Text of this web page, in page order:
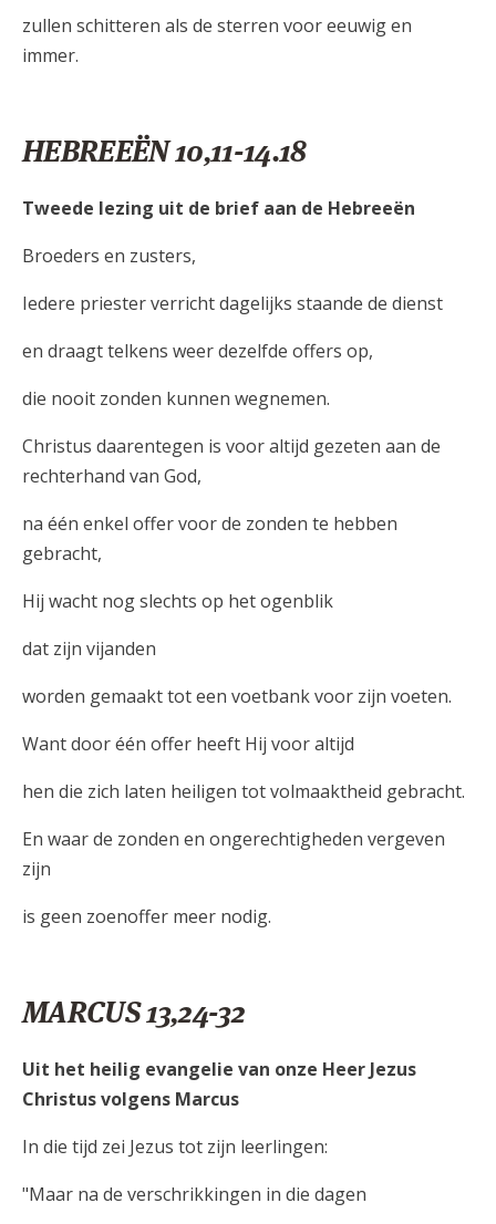
zullen schitteren als de sterren voor eeuwig en
immer.
HEBREEËN 10,11-14.18
Tweede lezing uit de brief aan de Hebreeën
Broeders en zusters,
Iedere priester verricht dagelijks staande de dienst
en draagt telkens weer dezelfde offers op,
die nooit zonden kunnen wegnemen.
Christus daarentegen is voor altijd gezeten aan de
rechterhand van God,
na één enkel offer voor de zonden te hebben
gebracht,
Hij wacht nog slechts op het ogenblik
dat zijn vijanden
worden gemaakt tot een voetbank voor zijn voeten.
Want door één offer heeft Hij voor altijd
hen die zich laten heiligen tot volmaaktheid gebracht.
En waar de zonden en ongerechtigheden vergeven
zijn
is geen zoenoffer meer nodig.
MARCUS 13,24-32
Uit het heilig evangelie van onze Heer Jezus
Christus volgens Marcus
In die tijd zei Jezus tot zijn leerlingen:
"Maar na de verschrikkingen in die dagen